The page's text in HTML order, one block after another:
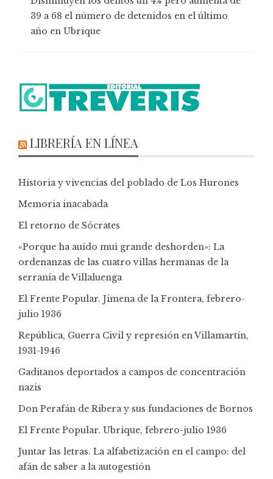
39 a 68 el número de detenidos en el último
año en Ubrique
LIBRERÍA EN LÍNEA
Historia y vivencias del poblado de Los Hurones
Memoria inacabada
El retorno de Sócrates
«Porque ha auido mui grande deshorden»: La
ordenanzas de las cuatro villas hermanas de la
serranía de Villaluenga
El Frente Popular. Jimena de la Frontera, febrero-
julio 1936
República, Guerra Civil y represión en Villamartín,
1931-1946
Gaditanos deportados a campos de concentración
nazis
Don Perafán de Ribera y sus fundaciones de Bornos
El Frente Popular. Ubrique, febrero-julio 1936
Juntar las letras. La alfabetización en el campo: del
afán de saber a la autogestión